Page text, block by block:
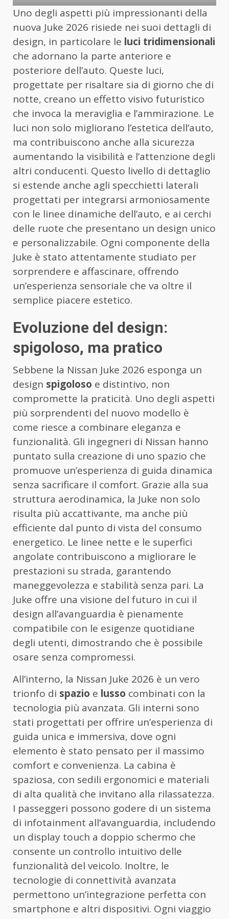
Uno degli aspetti più impressionanti della
nuova Juke 2026 risiede nei suoi dettagli di
design, in particolare le luci tridimensionali
che adornano la parte anteriore e
posteriore dell’auto. Queste luci,
progettate per risaltare sia di giorno che di
notte, creano un effetto visivo futuristico
che invoca la meraviglia e l’ammirazione. Le
luci non solo migliorano l’estetica dell’auto,
ma contribuiscono anche alla sicurezza
aumentando la visibilità e l’attenzione degli
altri conducenti. Questo livello di dettaglio
si estende anche agli specchietti laterali
progettati per integrarsi armoniosamente
con le linee dinamiche dell’auto, e ai cerchi
delle ruote che presentano un design unico
e personalizzabile. Ogni componente della
Juke è stato attentamente studiato per
sorprendere e affascinare, offrendo
un’esperienza sensoriale che va oltre il
semplice piacere estetico.
Evoluzione del design:
spigoloso, ma pratico
Sebbene la Nissan Juke 2026 esponga un
design spigoloso e distintivo, non
compromette la praticità. Uno degli aspetti
più sorprendenti del nuovo modello è
come riesce a combinare eleganza e
funzionalità. Gli ingegneri di Nissan hanno
puntato sulla creazione di uno spazio che
promuove un’esperienza di guida dinamica
senza sacrificare il comfort. Grazie alla sua
struttura aerodinamica, la Juke non solo
risulta più accattivante, ma anche più
efficiente dal punto di vista del consumo
energetico. Le linee nette e le superfici
angolate contribuiscono a migliorare le
prestazioni su strada, garantendo
maneggevolezza e stabilità senza pari. La
Juke offre una visione del futuro in cui il
design all’avanguardia è pienamente
compatibile con le esigenze quotidiane
degli utenti, dimostrando che è possibile
osare senza compromessi.
All’interno, la Nissan Juke 2026 è un vero
trionfo di spazio e lusso combinati con la
tecnologia più avanzata. Gli interni sono
stati progettati per offrire un’esperienza di
guida unica e immersiva, dove ogni
elemento è stato pensato per il massimo
comfort e convenienza. La cabina è
spaziosa, con sedili ergonomici e materiali
di alta qualità che invitano alla rilassatezza.
I passeggeri possono godere di un sistema
di infotainment all’avanguardia, includendo
un display touch a doppio schermo che
consente un controllo intuitivo delle
funzionalità del veicolo. Inoltre, le
tecnologie di connettività avanzata
permettono un’integrazione perfetta con
smartphone e altri dispositivi. Ogni viaggio